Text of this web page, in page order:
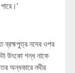
ব্রহ্মপুত্র নদের ওপর
উৎকো গন্ধ নাকে
অন্ধকারে নদীর